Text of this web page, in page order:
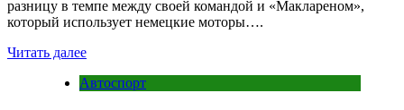
разницу в темпе между своей командой и «Маклареном»,
который использует немецкие моторы….
Читать далее
Автоспорт